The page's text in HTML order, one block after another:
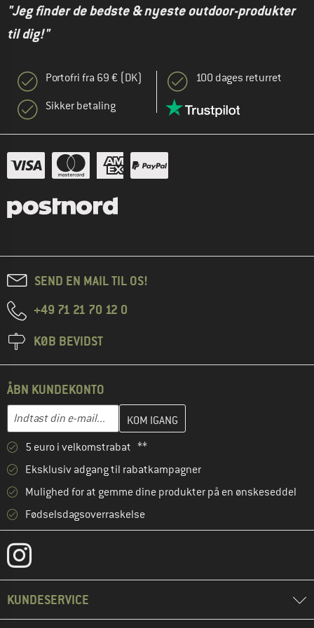
"Jeg finder de bedste & nyeste outdoor-produkter
til dig!"
Portofri fra 69 € (DK)
Sikker betaling
100 dages returret
SEND EN MAIL TIL OS!
+49 71 21 70 12 0
KØB BEVIDST
ÅBN KUNDEKONTO
E-mail-adresse
Indtast din e-mailadresse her, og opret i næste trin din
5 euro i velkomstrabat **
Eksklusiv adgang til rabatkampagner
Mulighed for at gemme dine produkter på en ønskeseddel
Fødselsdagsoverraskelse
KUNDESERVICE